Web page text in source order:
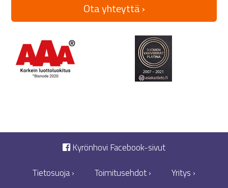
Ota yhteyttä ›
Kyrönhovi Facebook-sivut
Tietosuoja ›
Toimitusehdot › Yritys ›